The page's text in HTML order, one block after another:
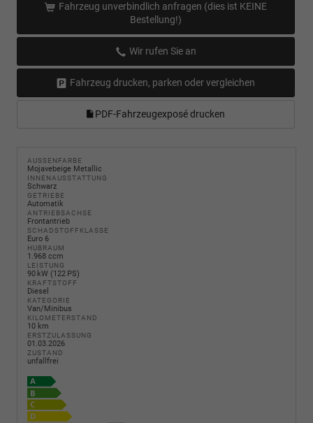
Fahrzeug unverbindlich anfragen (dies ist KEINE
Bestellung!)
Wir rufen Sie an
Fahrzeug drucken, parken oder vergleichen
PDF-Fahrzeugexposé drucken
AUSSENFARBE
Mojavebeige Metallic
INNENAUSSTATTUNG
Schwarz
GETRIEBE
Automatik
ANTRIEBSACHSE
Frontantrieb
SCHADSTOFFKLASSE
Euro 6
HUBRAUM
1.968 ccm
LEISTUNG
90 kW (122 PS)
KRAFTSTOFF
Diesel
KATEGORIE
Van/Minibus
KILOMETERSTAND
10 km
ERSTZULASSUNG
01.03.2026
ZUSTAND
unfallfrei